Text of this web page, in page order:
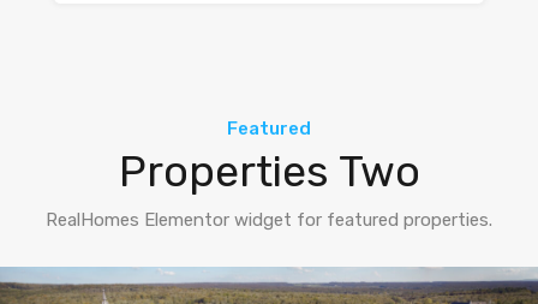
Featured
Properties Two
RealHomes Elementor widget for featured properties.